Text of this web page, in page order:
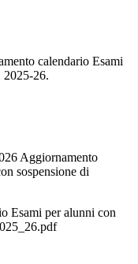
calendario Esami
2025-26.
Aggiornamento
sospensione di
Esami per alunni con